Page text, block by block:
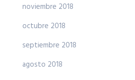
noviembre 2018
octubre 2018
septiembre 2018
agosto 2018